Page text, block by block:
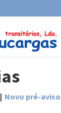
Novo pré-